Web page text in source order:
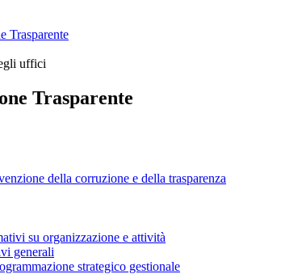
Trasparente
uffici
Trasparente
della corruzione e della trasparenza
su organizzazione e attività
generali
strategico gestionale